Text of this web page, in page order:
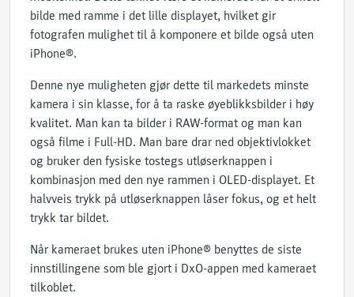
bilde med ramme i det lille displayet, hvilket gir
fotografen mulighet til å komponere et bilde også uten
iPhone®.
Denne nye muligheten gjør dette til markedets minste
kamera i sin klasse, for å ta raske øyeblikksbilder i høy
kvalitet. Man kan ta bilder i RAW-format og man kan
også filme i Full-HD. Man bare drar ned objektivlokket
og bruker den fysiske tostegs utløserknappen i
kombinasjon med den nye rammen i OLED-displayet. Et
halvveis trykk på utløserknappen låser fokus, og et helt
trykk tar bildet.
Når kameraet brukes uten iPhone® benyttes de siste
innstillingene som ble gjort i DxO-appen med kameraet
tilkoblet.